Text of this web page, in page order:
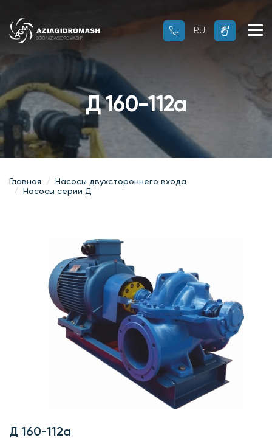
RU
Д 160-112а
Главная
Насосы двухстороннего входа
Насосы серии Д
Д 160-112а